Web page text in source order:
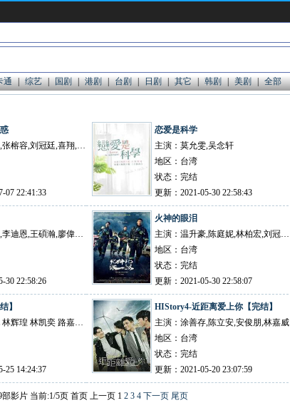
通 | 综艺 | 国剧 | 港剧 | 台剧 | 日剧 | 其它 | 韩剧 | 美剧 | 全部
主演：庄凯勋,张榕容,刘冠廷,喜翔,魏蔓
07 22:41:33
恋爱是科学
主演：莫允雯,吴念轩
地区：台湾
状态：完结
更新：2021-05-30 22:58:43
主演：赖东贤,李迪恩,王碩瀚,廖偉博,余杰恩,祐琋,林家佑,艾雨
30 22:58:26
火神的眼泪
主演：温升豪,陈庭妮,林柏宏,刘冠廷,夏腾宏,胡释安,谢章颖
地区：台湾
状态：完结
更新：2021-05-30 22:58:07
】
主演：谢佳见 林辉瑝 林凯奕 路嘉怡 赵逸岚
25 14:24:37
HIStory4-近距离爱上你【完结】
主演：涂善存,陈立安,安俊朋,林嘉威
地区：台湾
状态：完结
更新：2021-05-20 23:07:59
部影片 当前:1/5页 首页 上一页 1 2 3 4 下一页 尾页